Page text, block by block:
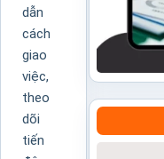
dẫn
cách
giao
việc,
theo
dõi
tiến